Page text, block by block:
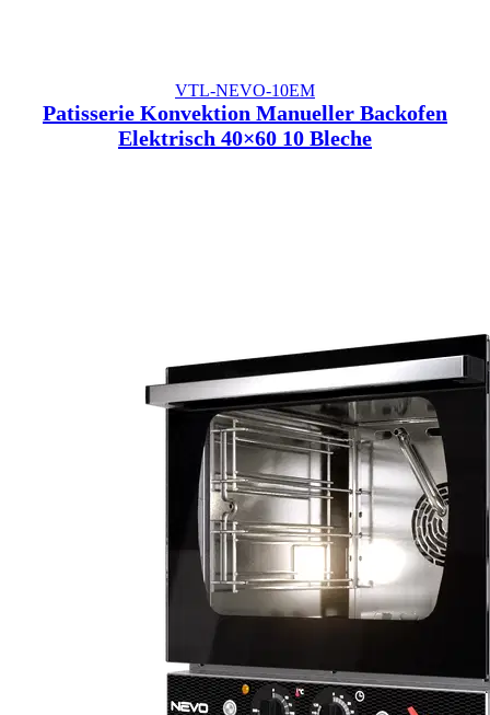
VTL-NEVO-10EM
Patisserie Konvektion Manueller Backofen
Elektrisch 40×60 10 Bleche